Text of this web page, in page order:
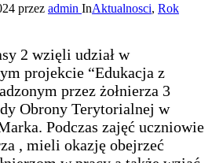
przez admin InAktualnosci, Rok
2 wzięli udział w
projekcie “Edukacja z
przez żołnierza 3
Obrony Terytorialnej w
Podczas zajęć uczniowie
, mieli okazję obejrzeć